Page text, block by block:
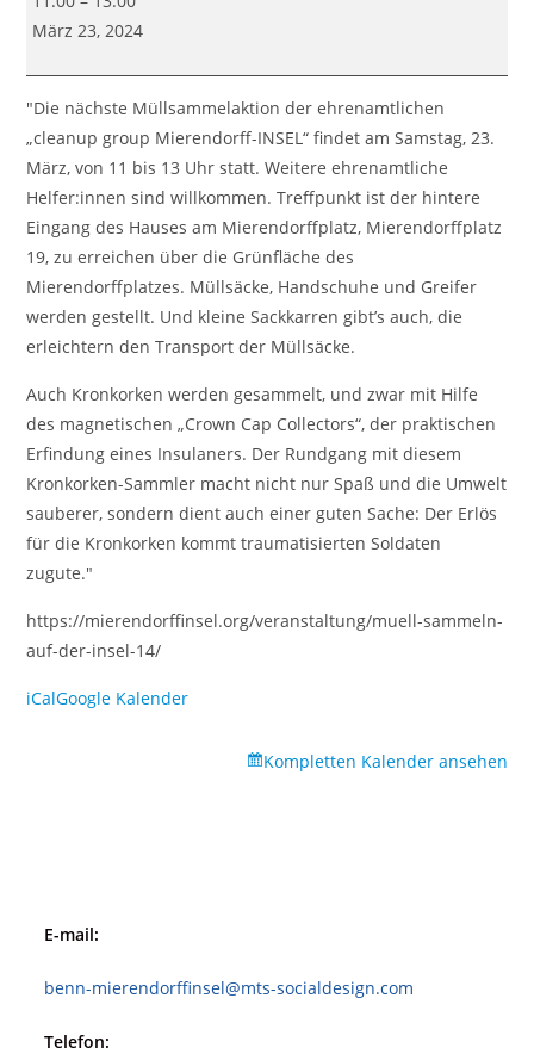
Sammeln
der
INSEL
März 23, 2024
"Die nächste Müllsammelaktion der ehrenamtlichen
„cleanup group Mierendorff-INSEL“ findet am Samstag, 23.
März, von 11 bis 13 Uhr statt. Weitere ehrenamtliche
Helfer:innen sind willkommen. Treffpunkt ist der hintere
Eingang des Hauses am Mierendorffplatz, Mierendorffplatz
19, zu erreichen über die Grünfläche des
Mierendorffplatzes. Müllsäcke, Handschuhe und Greifer
werden gestellt. Und kleine Sackkarren gibt’s auch, die
erleichtern den Transport der Müllsäcke.
Auch Kronkorken werden gesammelt, und zwar mit Hilfe
des magnetischen „Crown Cap Collectors“, der praktischen
Erfindung eines Insulaners. Der Rundgang mit diesem
Kronkorken-Sammler macht nicht nur Spaß und die Umwelt
sauberer, sondern dient auch einer guten Sache: Der Erlös
für die Kronkorken kommt traumatisierten Soldaten
zugute."
https://mierendorffinsel.org/veranstaltung/muell-sammeln-
auf-der-insel-14/
iCalGoogle Kalender
Kompletten Kalender ansehen
E-mail:
benn-mierendorffinsel@mts-socialdesign.com
Telefon: